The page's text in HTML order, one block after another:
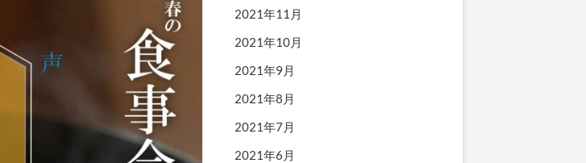
2021年11月
2021年10月
2021年9月
2021年8月
2021年7月
2021年6月